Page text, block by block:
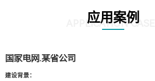
应用案例
APPLICATION CASES
国家电网.某省公司
建设背景：